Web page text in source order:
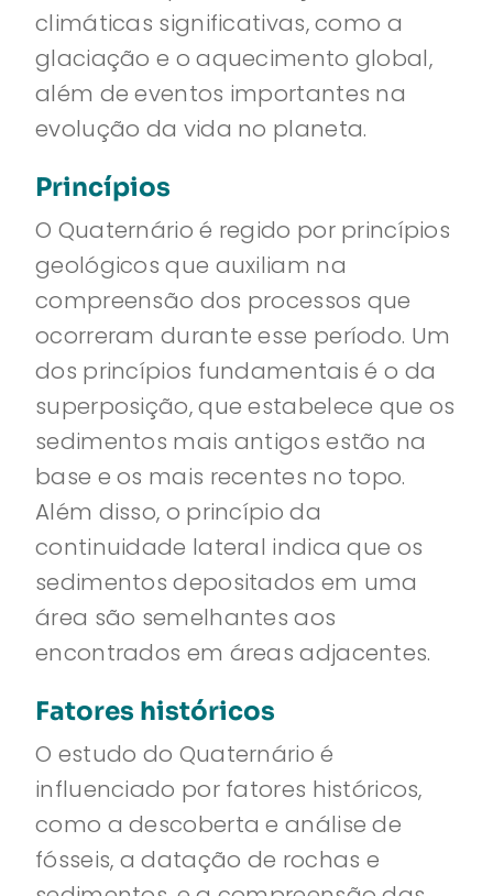
climáticas significativas, como a
glaciação e o aquecimento global,
além de eventos importantes na
evolução da vida no planeta.
Princípios
O Quaternário é regido por princípios
geológicos que auxiliam na
compreensão dos processos que
ocorreram durante esse período. Um
dos princípios fundamentais é o da
superposição, que estabelece que os
sedimentos mais antigos estão na
base e os mais recentes no topo.
Além disso, o princípio da
continuidade lateral indica que os
sedimentos depositados em uma
área são semelhantes aos
encontrados em áreas adjacentes.
Fatores históricos
O estudo do Quaternário é
influenciado por fatores históricos,
como a descoberta e análise de
fósseis, a datação de rochas e